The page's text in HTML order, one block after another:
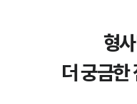
형
더 궁금한